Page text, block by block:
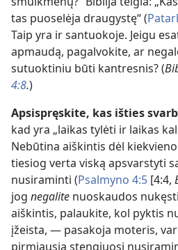
tas puoselėja draugystę“ (
Taip yra ir santuokoje. Jeigu
apmaudą, pagalvokite, ar
sutuoktiniu būti kantresnis? (
4:8.)
Apsispręskite, kas išties
kad yra „laikas tylėti ir laikas
Nebūtina aiškintis dėl
tiesiog verta viską apsvarstyti
nusiraminti (Psalmyno 4:5 [4:4,
jog negalite nuoskaudos
aiškintis, palaukite, kol pyktis
įžeista, — pasakoja moteris,
pirmiausia stengiuosi